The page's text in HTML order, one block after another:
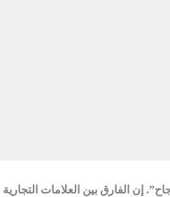
إن الفارق بين العلامات التجارية